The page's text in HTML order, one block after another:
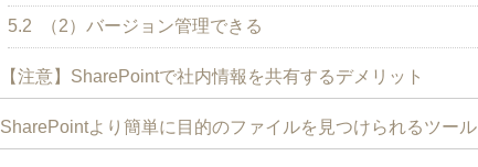
5.2 （2）バージョン管理できる
【注意】SharePointで社内情報を共有するデメリット
SharePointより簡単に目的のファイルを見つけられるツール